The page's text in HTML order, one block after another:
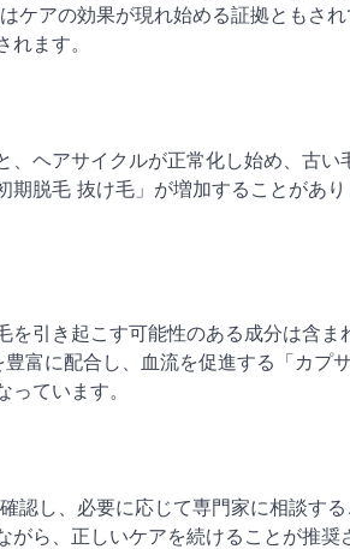
ケアの効果が現れ始める証拠ともされ
ます。
、ヘアサイクルが正常化し始め、古い
脱毛 抜け毛」が増加することがあり
引き起こす可能性のある成分は含ま
富に配合し、血流を促進する「カプ
ています。
認し、必要に応じて専門家に相談する
がら、正しいケアを続けることが推奨